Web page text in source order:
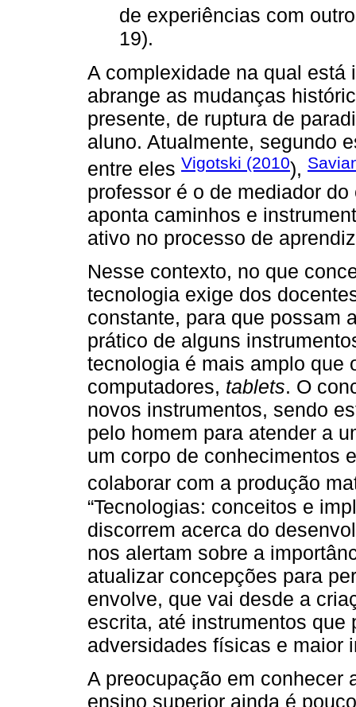
de experiências com
19).
A complexidade na qual está
abrange as mudanças
presente, de ruptura de
aluno. Atualmente, segundo
entre eles Vigotski (2010),
professor é o de mediador
aponta caminhos e
ativo no processo de
Nesse contexto, no que
tecnologia exige dos
constante, para que possam
prático de alguns
tecnologia é mais amplo que
computadores, tablets. O
novos instrumentos, sendo
pelo homem para atender a
um corpo de conhecimentos
colaborar com a produção
“Tecnologias: conceitos e
discorrem acerca do
nos alertam sobre a
atualizar concepções para
envolve, que vai desde a
escrita, até instrumentos
adversidades físicas e maior
A preocupação em conhecer
ensino superior ainda é